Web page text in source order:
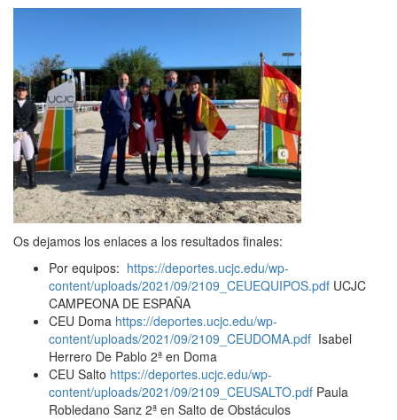
Os dejamos los enlaces a los resultados finales:
Por equipos: https://deportes.ucjc.edu/wp-
content/uploads/2021/09/2109_CEUEQUIPOS.pdf UCJC
CAMPEONA DE ESPAÑA
CEU Doma https://deportes.ucjc.edu/wp-
content/uploads/2021/09/2109_CEUDOMA.pdf Isabel
Herrero De Pablo 2ª en Doma
CEU Salto https://deportes.ucjc.edu/wp-
content/uploads/2021/09/2109_CEUSALTO.pdf Paula
Robledano Sanz 2ª en Salto de Obstáculos